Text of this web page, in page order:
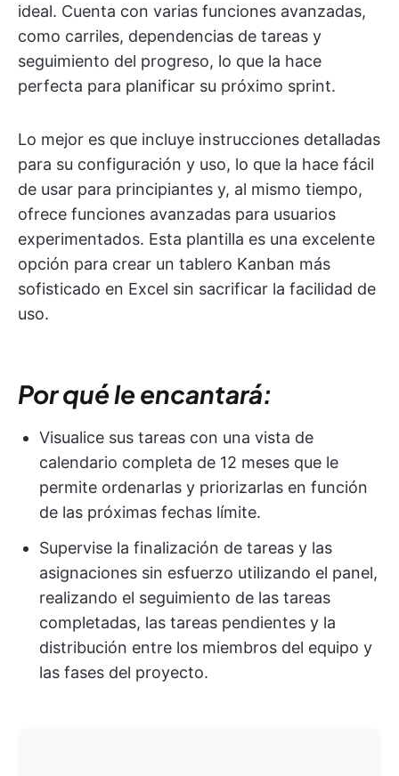
ideal. Cuenta con varias funciones avanzadas,
como carriles, dependencias de tareas y
seguimiento del progreso, lo que la hace
perfecta para planificar su próximo sprint.
Lo mejor es que incluye instrucciones detalladas
para su configuración y uso, lo que la hace fácil
de usar para principiantes y, al mismo tiempo,
ofrece funciones avanzadas para usuarios
experimentados. Esta plantilla es una excelente
opción para crear un tablero Kanban más
sofisticado en Excel sin sacrificar la facilidad de
uso.
Por qué le encantará:
Visualice sus tareas con una vista de
calendario completa de 12 meses que le
permite ordenarlas y priorizarlas en función
de las próximas fechas límite.
Supervise la finalización de tareas y las
asignaciones sin esfuerzo utilizando el panel,
realizando el seguimiento de las tareas
completadas, las tareas pendientes y la
distribución entre los miembros del equipo y
las fases del proyecto.